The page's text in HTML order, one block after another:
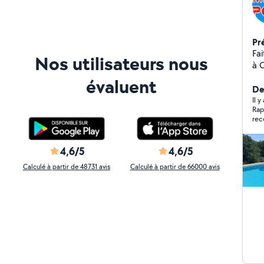
Nos utilisateurs nous
évaluent
4,6/5
Calculé à partir de 48731 avis
4,6/5
Calculé à partir de 66000 avis
à
sol,
Il y